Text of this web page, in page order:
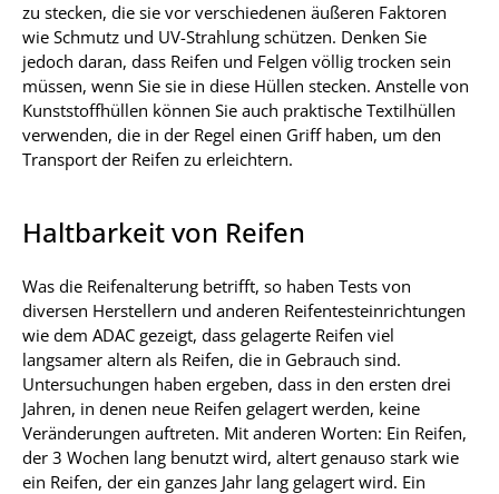
zu stecken, die sie vor verschiedenen äußeren Faktoren
wie Schmutz und UV-Strahlung schützen. Denken Sie
jedoch daran, dass Reifen und Felgen völlig trocken sein
müssen, wenn Sie sie in diese Hüllen stecken. Anstelle von
Kunststoffhüllen können Sie auch praktische Textilhüllen
verwenden, die in der Regel einen Griff haben, um den
Transport der Reifen zu erleichtern.
Haltbarkeit von Reifen
Was die Reifenalterung betrifft, so haben Tests von
diversen Herstellern und anderen Reifentesteinrichtungen
wie dem ADAC gezeigt, dass gelagerte Reifen viel
langsamer altern als Reifen, die in Gebrauch sind.
Untersuchungen haben ergeben, dass in den ersten drei
Jahren, in denen neue Reifen gelagert werden, keine
Veränderungen auftreten. Mit anderen Worten: Ein Reifen,
der 3 Wochen lang benutzt wird, altert genauso stark wie
ein Reifen, der ein ganzes Jahr lang gelagert wird. Ein